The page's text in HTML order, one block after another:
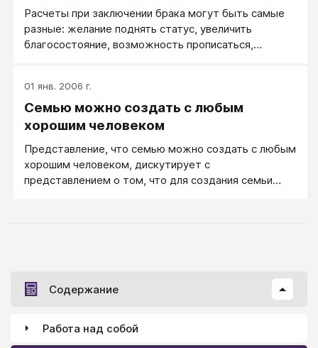
Расчеты при заключении брака могут быть самые
разные: желание поднять статус, увеличить
благосостояние, возможность прописаться,
01 янв. 2006 г.
Семью можно создать с любым
хорошим человеком
Представление, что семью можно создать с любым
хорошим человеком, дискутирует с
представлением о том, что для создания семьи
Содержание
Работа над собой